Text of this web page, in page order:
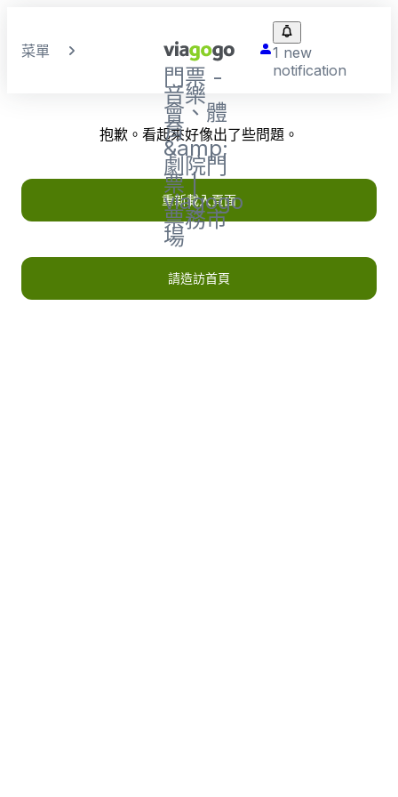
菜單
門票 -
音樂
會、體
育
&amp;
劇院門
票 |
viagogo
票務市
場
1 new
notification
抱歉。看起來好像出了些問題。
重新載入頁面
請造訪首頁